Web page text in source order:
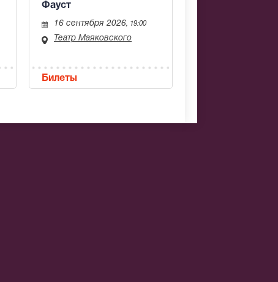
Фауст
16 сентября 2026, 19:00
Театр Маяковского
Билеты